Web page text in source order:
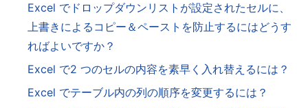
Excel でドロップダウンリストが設定されたセルに、
上書きによるコピー＆ペーストを防止するにはどうす
ればよいですか？
Excel で2 つのセルの内容を素早く入れ替えるには？
Excel でテーブル内の列の順序を変更するには？